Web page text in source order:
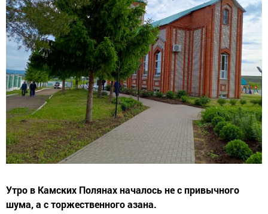
Утро в Камских Полянах началось не с привычного
шума, а с торжественного азана.